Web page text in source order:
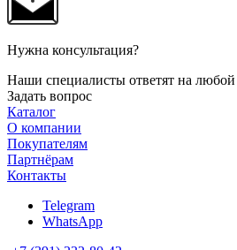
Нужна консультация?
Наши специалисты ответят на
Задать вопрос
Каталог
О компании
Покупателям
Партнёрам
Контакты
Telegram
WhatsApp